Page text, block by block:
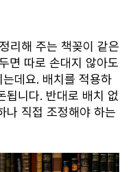
리해 주는 책꽂이 같은
면 따로 손대지 않아도
데요. 배치를 적용하
됩니다. 반대로 배치 없
나 직접 조정해야 하는